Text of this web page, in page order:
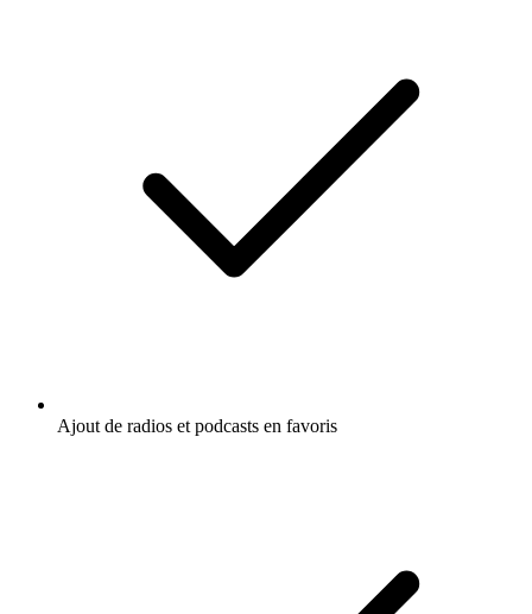
Ajout de radios et podcasts en favoris